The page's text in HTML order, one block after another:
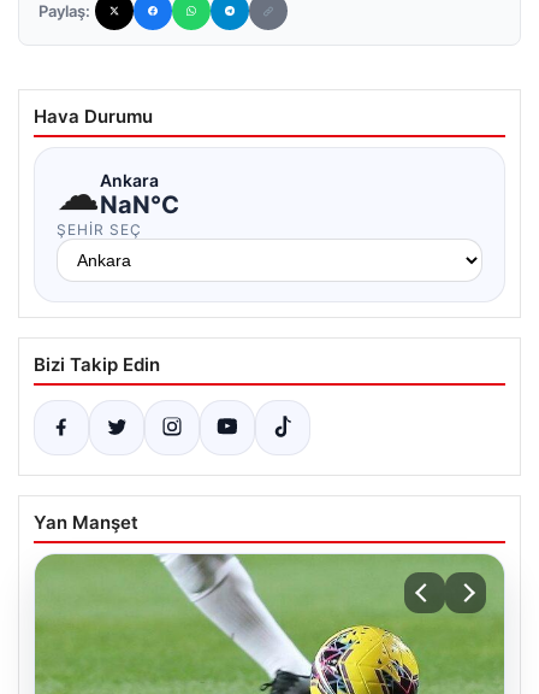
Paylaş:
Hava Durumu
☁Ankara
NaN°C
ŞEHIR SEÇ
Bizi Takip Edin
Yan Manşet